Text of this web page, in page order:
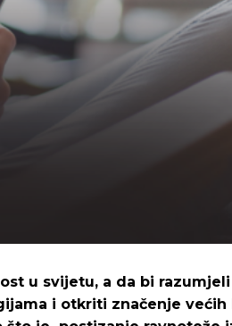
u svijetu, a da bi
i otkriti značenje većih